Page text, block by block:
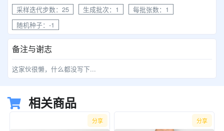
采样迭代步数：25
生成批次：1
每批张数：1
随机种子：-1
备注与谢志
这家伙很懒，什么都没写下...
相关商品
分享 分享